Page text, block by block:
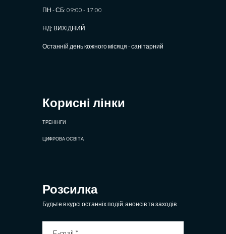
ПН - СБ: 09:00 - 17:00
НД: ВИХIДНИЙ
Останній день кожного місяця - санітарний
Корисні лінки
ТРЕНІНГИ
ЦИФРОВА ОСВІТА
Розсилка
Будьте в курсі останніх подій, анонсів та заходів